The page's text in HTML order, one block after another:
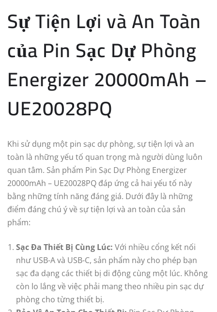
Sự Tiện Lợi và An Toàn
của Pin Sạc Dự Phòng
Energizer 20000mAh –
UE20028PQ
Khi sử dụng một pin sạc dự phòng, sự tiện lợi và an
toàn là những yếu tố quan trọng mà người dùng luôn
quan tâm. Sản phẩm Pin Sạc Dự Phòng Energizer
20000mAh – UE20028PQ đáp ứng cả hai yếu tố này
bằng những tính năng đáng giá. Dưới đây là những
điểm đáng chú ý về sự tiện lợi và an toàn của sản
phẩm:
Sạc Đa Thiết Bị Cùng Lúc: Với nhiều cổng kết nối
như USB-A và USB-C, sản phẩm này cho phép bạn
sạc đa dạng các thiết bị di động cùng một lúc. Không
còn lo lắng về việc phải mang theo nhiều pin sạc dự
phòng cho từng thiết bị.